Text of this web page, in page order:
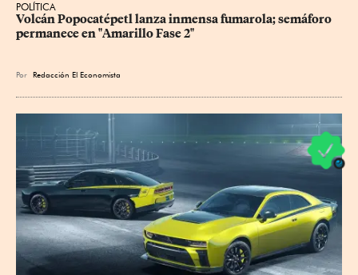
POLÍTICA
Volcán Popocatépetl lanza inmensa fumarola; semáforo
permanece en "Amarillo Fase 2"
Por Redacción El Economista